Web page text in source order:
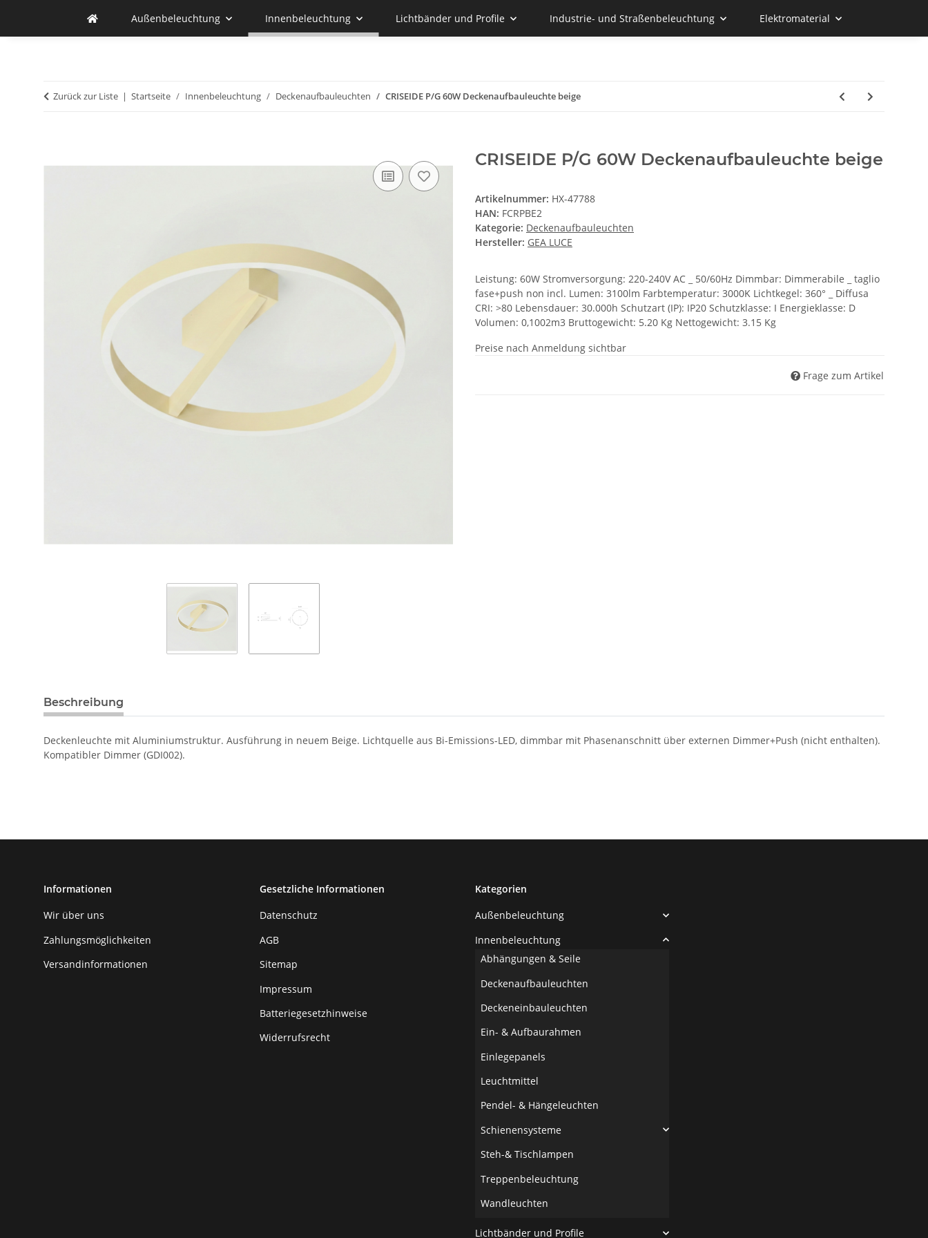
Außenbeleuchtung Innenbeleuchtung Lichtbänder und Profile Industrie- und Straßenbeleuchtung Elektromaterial
Zurück zur Liste Startseite Innenbeleuchtung Deckenaufbauleuchten CRISEIDE P/G 60W Deckenaufbauleuchte beige
CRISEIDE P/G 60W Deckenaufbauleuchte beige
Artikelnummer: HX-47788
HAN: FCRPBE2
Kategorie: Deckenaufbauleuchten
Hersteller: GEA LUCE
Leistung: 60W Stromversorgung: 220-240V AC _ 50/60Hz Dimmbar: Dimmerabile _ taglio
fase+push non incl. Lumen: 3100lm Farbtemperatur: 3000K Lichtkegel: 360° _ Diffusa
CRI: >80 Lebensdauer: 30.000h Schutzart (IP): IP20 Schutzklasse: I Energieklasse: D
Volumen: 0,1002m3 Bruttogewicht: 5.20 Kg Nettogewicht: 3.15 Kg
Preise nach Anmeldung sichtbar
Frage zum Artikel
Beschreibung
Deckenleuchte mit Aluminiumstruktur. Ausführung in neuem Beige. Lichtquelle aus Bi-Emissions-LED, dimmbar mit Phasenanschnitt über externen Dimmer+Push (nicht enthalten).
Kompatibler Dimmer (GDI002).
Informationen
Wir über uns
Zahlungsmöglichkeiten
Versandinformationen
Gesetzliche Informationen
Datenschutz
AGB
Sitemap
Impressum
Batteriegesetzhinweise
Widerrufsrecht
Kategorien
Außenbeleuchtung
Innenbeleuchtung
Abhängungen & Seile
Deckenaufbauleuchten
Deckeneinbauleuchten
Ein- & Aufbaurahmen
Einlegepanels
Leuchtmittel
Pendel- & Hängeleuchten
Schienensysteme
Steh-& Tischlampen
Treppenbeleuchtung
Wandleuchten
Lichtbänder und Profile